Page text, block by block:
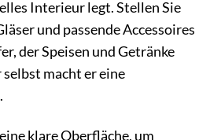
Interieur legt. Stellen Sie
und passende Accessoires
der Speisen und Getränke
macht er eine
klare Oberfläche, um